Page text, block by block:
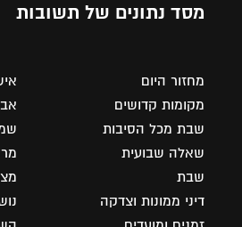
מסד נתונים של תשובות
מחזור היום
מקומות קדושים
שבת מכל הסיבות
שאלה שבועית
שבת
דיני ממונות וצדקה